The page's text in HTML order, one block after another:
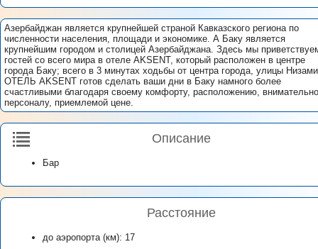
Азербайджан является крупнейшей страной Кавказского региона по
численности населения, площади и экономике. А Баку является
крупнейшим городом и столицей Азербайджана. Здесь мы
гостей со всего мира в отеле AKSENT, который расположен в центре
города Баку; всего в 3 минутах ходьбы от центра города, улицы
ОТЕЛЬ AKSENT готов сделать ваши дни в Баку намного более
счастливыми благодаря своему комфорту, расположению,
персоналу, приемлемой цене.
Описание
Бар
Расстояние
до аэропорта (км): 17